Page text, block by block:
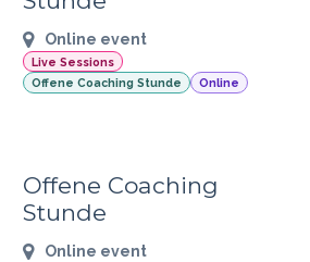
Online event
Live Sessions
Offene Coaching Stunde
Online
Offene Coaching
Stunde
Online event